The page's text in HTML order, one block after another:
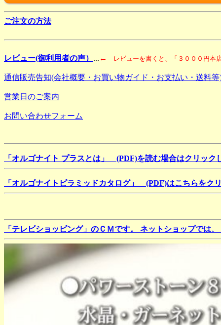
ご注文の方法
レビュー(御利用者の声） ... ← レビューを書くと、「３０００円本
通信販売告知(会社概要・お買い物ガイド・お支払い・送料等
営業日のご案内
お問い合わせフォーム
「オルゴナイト プラスとは」 (PDF)を読む場合はクリック
「オルゴナイトピラミッドカタログ」 (PDF)はこちらをク
「テレビショッピング」のＣＭです。 ネットショップでは